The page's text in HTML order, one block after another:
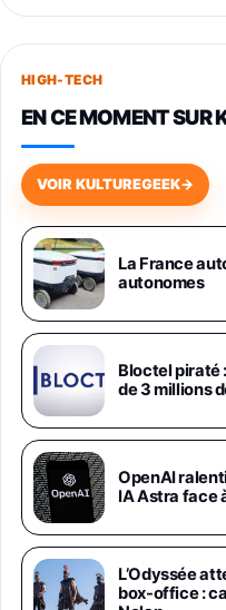
Smartphone
749,99€
648,63€834,71€
Samsung
Android 5G avec
Chargeur
Smartphone
1019€
Galaxy S26
1019€1399€Fnac
Galaxy S26
892€1199€Fnac
Philips
Répartiteur
24,94€29,96€
HIGH-TECH
EN CE MOMENT SUR
VOIR KULTUREGEEK→
La France
autonomes
Bloctel piraté
de 3 millions
OpenAI
IA Astra face
L’Odyssée
box-office :